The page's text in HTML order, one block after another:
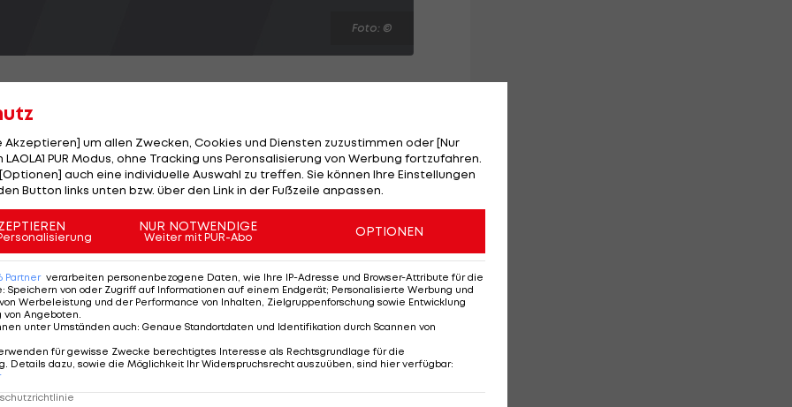
Foto: ©
Österreichern. Wie der Bundesliga-Absteiger
verpflichtet. Royer (22) kommt leihweise von
konnte. Abwehr-Talent Wimmer (19) spielte zuletzt
eine große Rolle. Wir haben uns mit beiden sehr
Gesprächen einen sehr guten Eindruck
Akzeptieren] um allen Zwecken, Cookies und Diensten zuzustimmen oder [Nur
PUR Modus, ohne Tracking uns Peronsalisierung von Werbung fortzufahren.
auch eine individuelle Auswahl zu treffen. Sie können Ihre Einstellungen
Button links unten bzw. über den Link in der Fußzeile anpassen.
NUR NOTWENDIGE
Weiter mit PUR-Abo OPTIONEN
Partner verarbeiten personenbezogene Daten, wie Ihre IP-Adresse und Browser-Attribute für die
: Speichern von oder Zugriff auf Informationen auf einem Endgerät; Personalisierte Werbung und
Werbeleistung und der Performance von Inhalten, Zielgruppenforschung sowie Entwicklung
von Angeboten
unter Umständen auch: Genaue Standortdaten und Identifikation durch Scannen von
für gewisse Zwecke berechtigtes Interesse als Rechtsgrundlage für die
Details dazu, sowie die Möglichkeit Ihr Widerspruchsrecht auszuüben, sind hier verfügbar: